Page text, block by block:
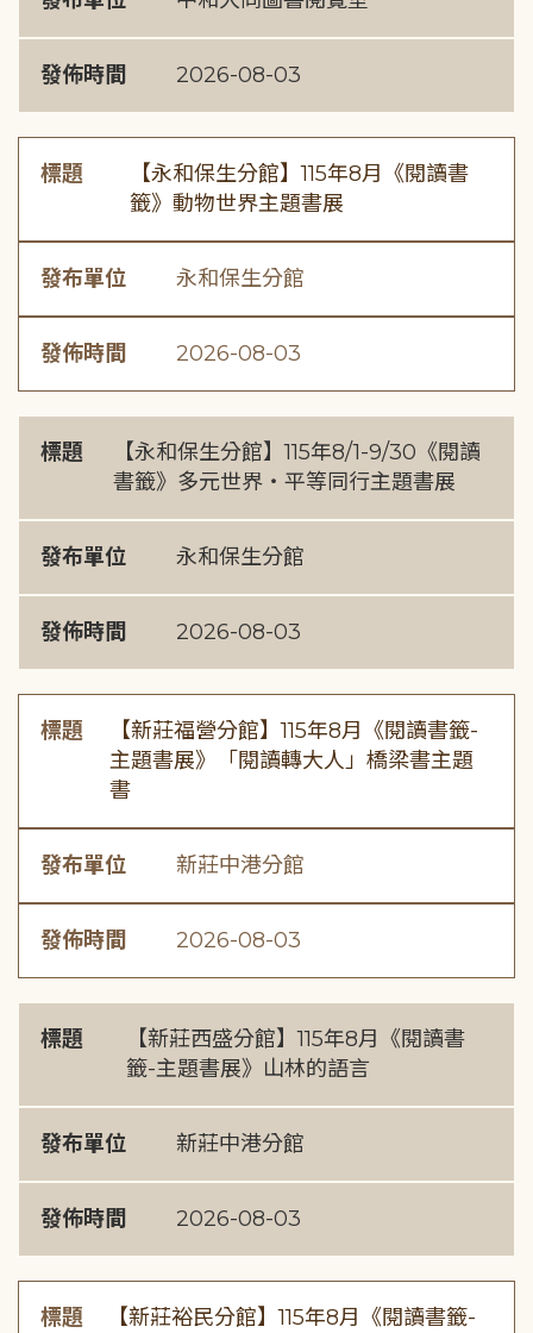
發佈時間 2026-08-03
標題
【永和保生分館】115年8月《閱讀書
籤》動物世界主題書展
發布單位 永和保生分館
發佈時間 2026-08-03
標題
【永和保生分館】115年8/1-9/30《閱讀
書籤》多元世界・平等同行主題書展
發布單位 永和保生分館
發佈時間 2026-08-03
標題
【新莊福營分館】115年8月《閱讀書籤-
主題書展》「閱讀轉大人」橋梁書主題
書
發布單位 新莊中港分館
發佈時間 2026-08-03
標題
【新莊西盛分館】115年8月《閱讀書
籤-主題書展》山林的語言
發布單位 新莊中港分館
發佈時間 2026-08-03
標題
【新莊裕民分館】115年8月《閱讀書籤-